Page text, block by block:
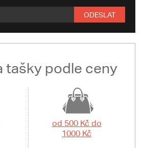
ODESLAT
tašky podle ceny
od 500 Kč do
1000 Kč